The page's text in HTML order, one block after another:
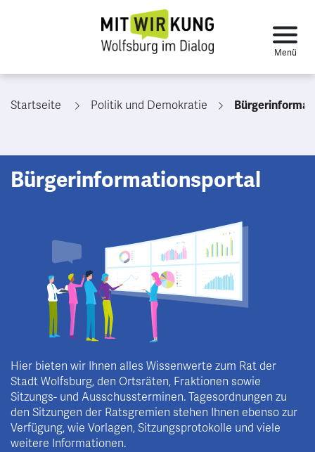
Startseite Politik und Demokratie
Bürgerinformationsportal
Hier bieten wir Ihnen alles Wissenwerte zum Rat der
Stadt Wolfsburg, den Ortsräten, Fraktionen sowie
Sitzungs- und Ausschussterminen. Tagesordnungen zu
den Sitzungen der Ratsgremien stehen Ihnen ebenso zur
Verfügung, wie Vorlagen, Sitzungsprotokolle und viele
weitere Informationen.